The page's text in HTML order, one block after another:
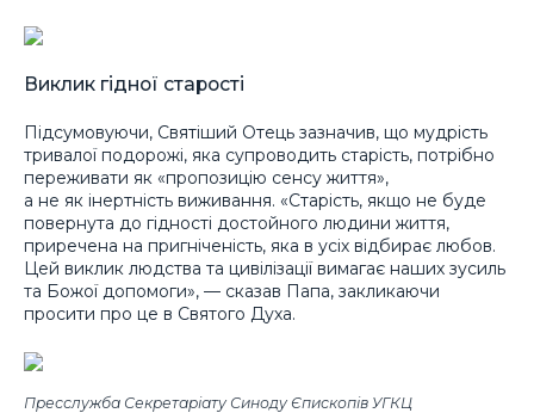
Виклик гідної старості
Підсумовуючи, Святіший Отець зазначив, що мудрість
тривалої подорожі, яка супроводить старість, потрібно
переживати як «пропозицію сенсу життя»,
а не як інертність виживання. «Старість, якщо не буде
повернута до гідності достойного людини життя,
приречена на пригніченість, яка в усіх відбирає любов.
Цей виклик людства та цивілізації вимагає наших зусиль
та Божої допомоги», — сказав Папа, закликаючи
просити про це в Святого Духа.
Пресслужба Секретаріату Синоду Єпископів УГКЦ